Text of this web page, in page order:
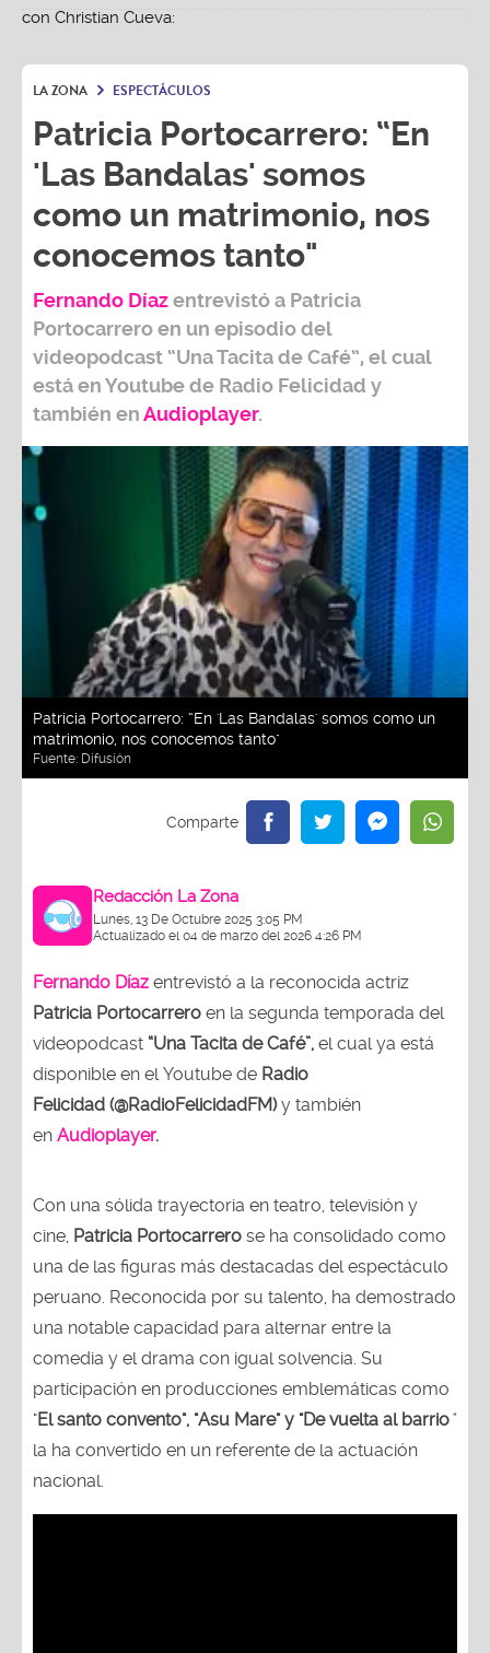
LA ZONA ESPECTÁCULOS
Patricia Portocarrero: “En
'Las Bandalas' somos
como un matrimonio, nos
conocemos tanto"
Fernando Díazentrevistó a Patricia
Portocarreroen un episodio del
videopodcast “Una Tacita de Café”, el cual
está en Youtube de Radio Felicidad y
también enAudioplayer.
Patricia Portocarrero: “En 'Las Bandalas' somos como un
matrimonio, nos conocemos tanto"
Fuente: Difusión
Redacción La Zona
Lunes, 13 De Octubre 2025 3:05 PM
Actualizado el 04 de marzo del 2026 4:26 PM
Fernando Díaz entrevistó a la reconocida actriz
Patricia Portocarrero en la segunda temporada del
videopodcast “Una Tacita de Café”, el cual ya está
disponible en el Youtube de Radio
Felicidad (@RadioFelicidadFM)y también
en Audioplayer.
Con una sólida trayectoria en teatro, televisión y
cine, Patricia Portocarrero se ha consolidado como
una de las figuras más destacadas del espectáculo
peruano. Reconocida por su talento, ha demostrado
una notable capacidad para alternar entre la
comedia y el drama con igual solvencia. Su
participación en producciones emblemáticas como
"El santo convento", "Asu Mare" y "De vuelta al barrio"
la ha convertido en un referente de la actuación
nacional.